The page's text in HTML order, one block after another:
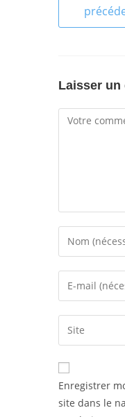
Laisser un
Enregistrer
site dans le